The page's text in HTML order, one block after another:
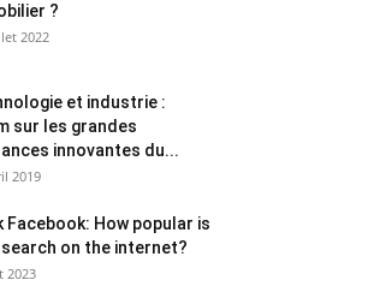
?
2022
et industrie :
sur les grandes
innovantes du...
2019
Facebook: How popular is
on the internet?
2023